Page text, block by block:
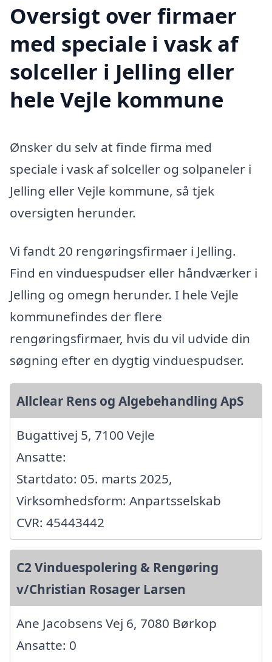
Oversigt over firmaer
med speciale i vask af
solceller i Jelling eller
hele Vejle kommune
Ønsker du selv at finde firma med
speciale i vask af solceller og solpaneler i
Jelling eller Vejle kommune, så tjek
oversigten herunder.
Vi fandt 20 rengøringsfirmaer i Jelling.
Find en vinduespudser eller håndværker i
Jelling og omegn herunder. I hele Vejle
kommunefindes der flere
rengøringsfirmaer, hvis du vil udvide din
søgning efter en dygtig vinduespudser.
Allclear Rens og Algebehandling ApS
Bugattivej 5, 7100 Vejle
Ansatte:
Startdato: 05. marts 2025,
Virksomhedsform: Anpartsselskab
CVR: 45443442
C2 Vinduespolering & Rengøring
v/Christian Rosager Larsen
Ane Jacobsens Vej 6, 7080 Børkop
Ansatte: 0